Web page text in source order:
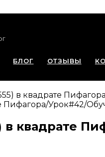
БЛОГ ОТЗЫВЫ
в квадрате
в квадрате